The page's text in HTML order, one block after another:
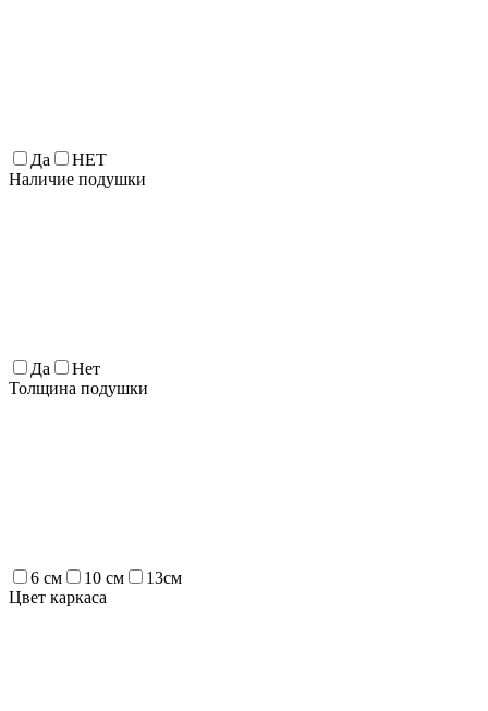
Да
НЕТ
Наличие подушки
Да
Нет
Толщина подушки
6 см 10 см
13см
Цвет каркаса